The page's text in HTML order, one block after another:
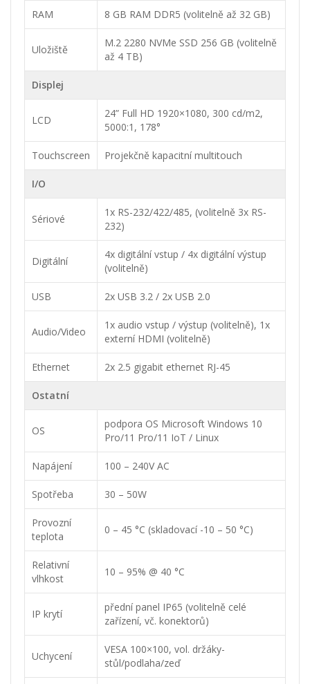
RAM 8 GB RAM DDR5 (volitelně až 32 GB)
Uložiště
M.2 2280 NVMe SSD 256 GB (volitelně
až 4 TB)
Displej
LCD
24” Full HD 1920×1080, 300 cd/m2,
5000:1, 178°
Touchscreen Projekčně kapacitní multitouch
I/O
Sériové
1x RS-232/422/485, (volitelně 3x RS-
232)
Digitální
4x digitální vstup / 4x digitální výstup
(volitelně)
USB 2x USB 3.2 / 2x USB 2.0
Audio/Video
1x audio vstup / výstup (volitelně), 1x
externí HDMI (volitelně)
Ethernet 2x 2.5 gigabit ethernet RJ-45
Ostatní
OS
podpora OS Microsoft Windows 10
Pro/11 Pro/11 IoT / Linux
Napájení 100 – 240V AC
Spotřeba 30 – 50W
Provozní
teplota
0 – 45 °C (skladovací -10 – 50 °C)
Relativní
vlhkost
10 – 95% @ 40 °C
IP krytí
přední panel IP65 (volitelně celé
zařízení, vč. konektorů)
Uchycení
VESA 100×100, vol. držáky-
stůl/podlaha/zeď